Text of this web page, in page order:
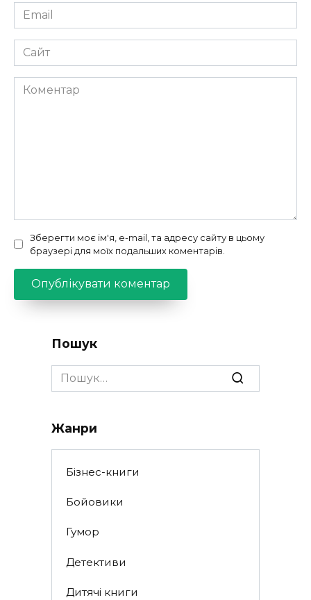
Email
*
Сайт
Коментар
Зберегти моє ім'я, e-mail, та адресу сайту в цьому
браузері для моїх подальших коментарів.
Пошук
Search
for:
Жанри
Бізнес-книги
Бойовики
Гумор
Детективи
Дитячі книги